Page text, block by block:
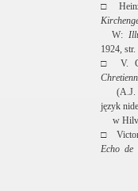
□
W:
1924, str.
□
V.
(A.J.
język
w
□
Echo de